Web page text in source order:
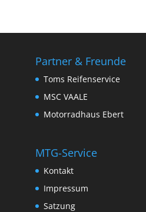
Partner & Freunde
Toms Reifenservice
MSC VAALE
Motorradhaus Ebert
MTG-Service
Kontakt
Impressum
Satzung